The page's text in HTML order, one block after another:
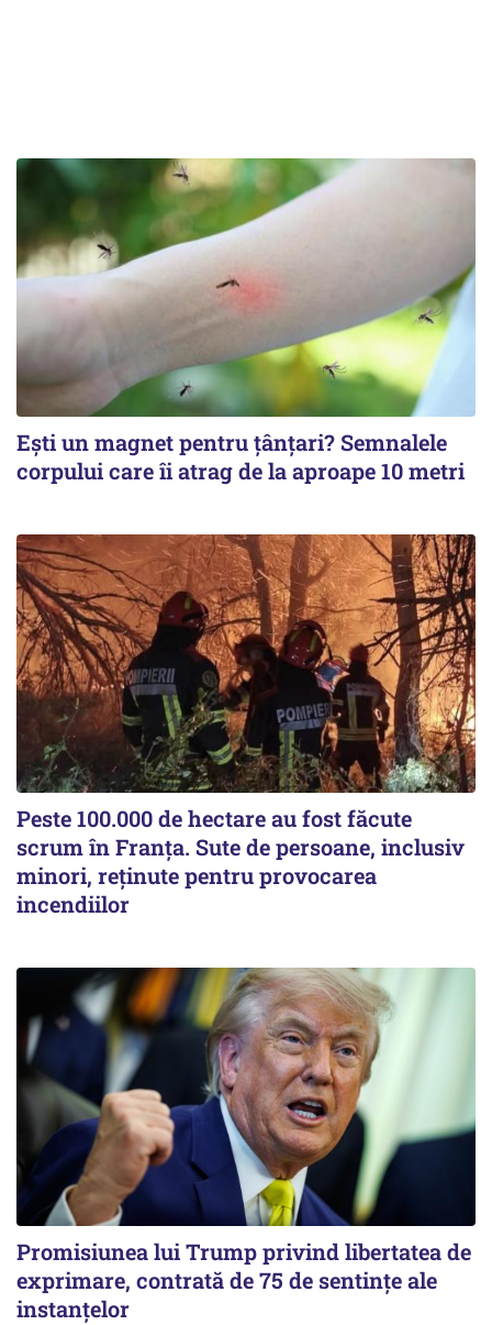
Ești un magnet pentru țânțari? Semnalele
corpului care îi atrag de la aproape 10 metri
Peste 100.000 de hectare au fost făcute
scrum în Franța. Sute de persoane, inclusiv
minori, reținute pentru provocarea
incendiilor
Promisiunea lui Trump privind libertatea de
exprimare, contrată de 75 de sentințe ale
instanțelor